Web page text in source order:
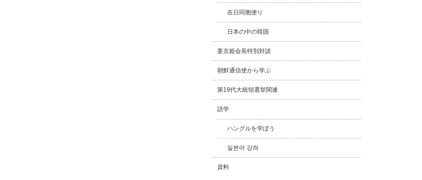
在日同胞便り
日本の中の韓国
姜京姫会長特別対談
朝鮮通信使から学ぶ
第19代大統領選挙関連
語学
ハングルを学ぼう
일본어 강좌
資料